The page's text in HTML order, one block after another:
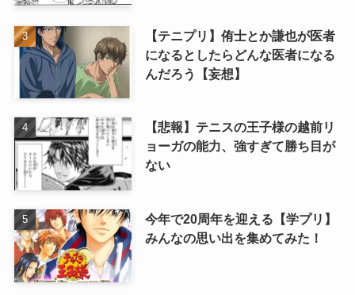
【テニプリ】侑士とか謙也が医者
になるとしたらどんな医者になる
んだろう【妄想】
【悲報】テニスの王子様の越前リ
ョーガの能力、強すぎて勝ち目が
ない
今年で20周年を迎える【学プリ】
みんなの思い出を集めてみた！